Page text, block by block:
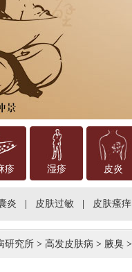
疹 湿疹 皮炎
炎 皮肤过敏 皮肤瘙痒
研究所 > 高发皮肤病 > 腋臭 >